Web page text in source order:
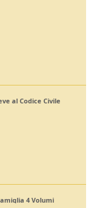
al Codice Civile
4 Volumi